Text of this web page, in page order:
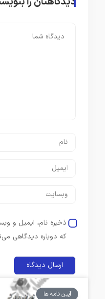
ذخیره نام، ایمیل و
که دوباره دیدگاهی
آیین نامه ها